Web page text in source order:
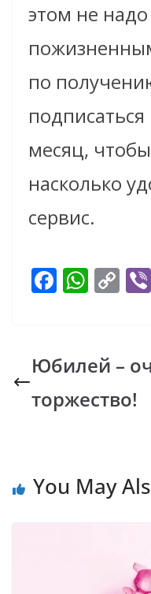
этом не надо
по
месяц,
насколько
сервис.
F
b
o
o
W
s
A
p
C
y
Li
n
Юбилей –
торжество!
You May